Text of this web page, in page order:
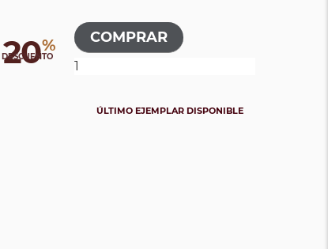
20%
DESCUENTO
ÚLTIMO EJEMPLAR DISPONIBLE